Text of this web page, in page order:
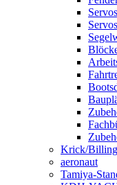
Krick/
aeronaut
Tamiya-